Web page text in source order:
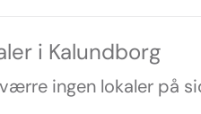
i Kalundborg
ingen lokaler på